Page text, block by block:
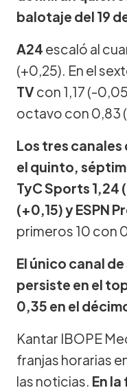
balotaje del 19
A24 escaló al
(+0,25). En el
TVcon 1,17 (-
octavo con 0,83
Los tres
el quinto,
TyC Sports 1,24
(+0,15) y ESPN
primeros 10 con
El único canal
persiste en el
0,35 en el
Kantar IBOPE
franjas horarias
las noticias. En